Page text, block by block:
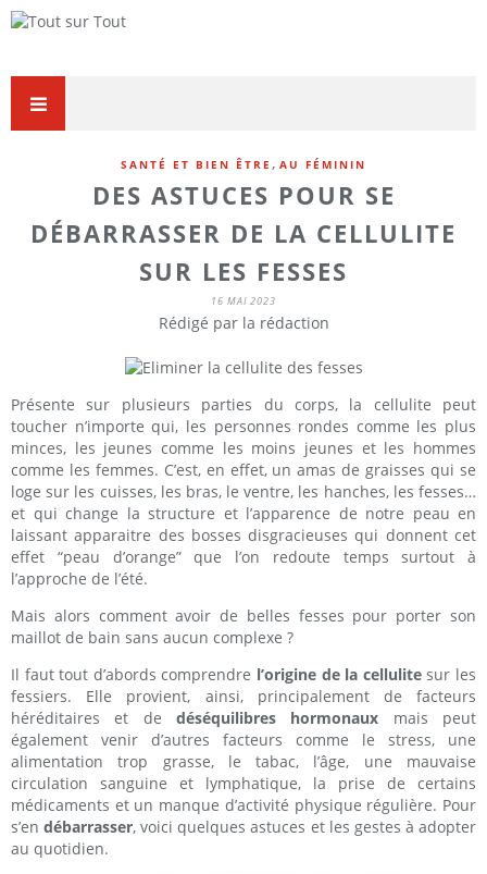
SANTÉ ET BIEN ÊTRE , AU FÉMININ
DES ASTUCES POUR SE
DÉBARRASSER DE LA CELLULITE
SUR LES FESSES
16 MAI 2023
Rédigé par la rédaction
Présente sur plusieurs parties du corps, la cellulite peut
toucher n’importe qui, les personnes rondes comme les plus
minces, les jeunes comme les moins jeunes et les hommes
comme les femmes. C’est, en effet, un amas de graisses qui se
loge sur les cuisses, les bras, le ventre, les hanches, les fesses…
et qui change la structure et l’apparence de notre peau en
laissant apparaitre des bosses disgracieuses qui donnent cet
effet “peau d’orange” que l’on redoute temps surtout à
l’approche de l’été.
Mais alors comment avoir de belles fesses pour porter son
maillot de bain sans aucun complexe ?
Il faut tout d’abords comprendre l’origine de la cellulitesur les
fessiers. Elle provient, ainsi, principalement de facteurs
héréditaires et de déséquilibres hormonaux mais peut
également venir d’autres facteurs comme le stress, une
alimentation trop grasse, le tabac, l’âge, une mauvaise
circulation sanguine et lymphatique, la prise de certains
médicaments et un manque d’activité physique régulière. Pour
s’endébarrasser, voici quelques astuces et les gestes à adopter
au quotidien.